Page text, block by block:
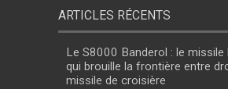
ARTICLES RÉCENTS
Le S8000 Banderol : le
qui brouille la frontière entre
missile de croisière